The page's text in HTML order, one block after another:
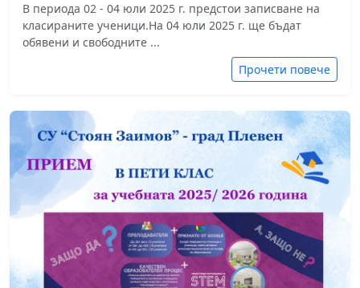
В периода 02 - 04 юли 2025 г. предстои записване на
класираните ученици.На 04 юли 2025 г. ще бъдат
обявени и свободните ...
Прочети повече